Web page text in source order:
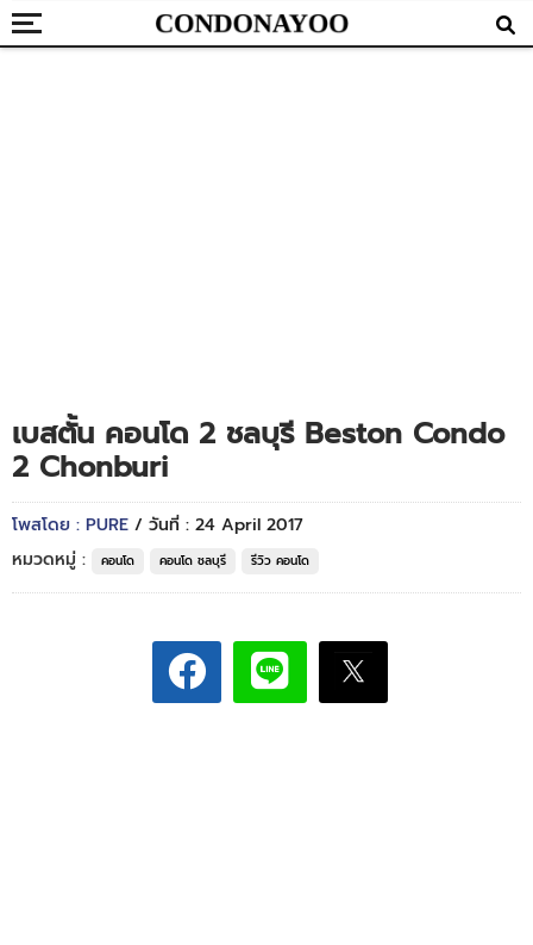
เบสตั้น คอนโด 2 ชลบุรี Beston Condo
2 Chonburi
โพสโดย : PURE / วันที่ : 24 April 2017
หมวดหมู่ :
คอนโด คอนโด ชลบุรี รีวิว คอนโด